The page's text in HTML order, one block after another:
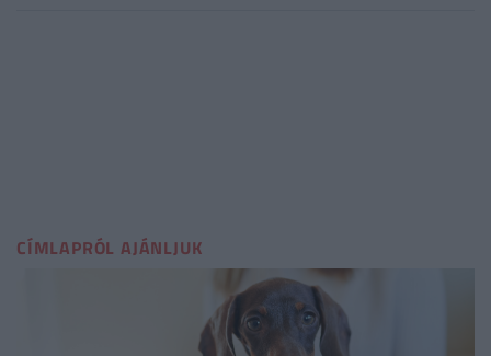
CÍMLAPRÓL AJÁNLJUK